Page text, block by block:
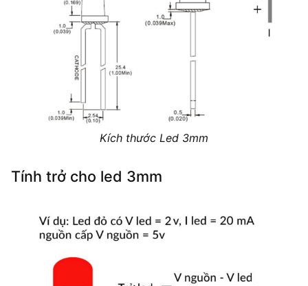
Kích thước Led 3mm
Tính trở cho led 3mm